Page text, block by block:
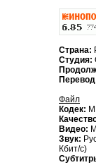
Страна:
Студия:
Файл
Кодек:
Видео:
Звук:
Кбит/с)